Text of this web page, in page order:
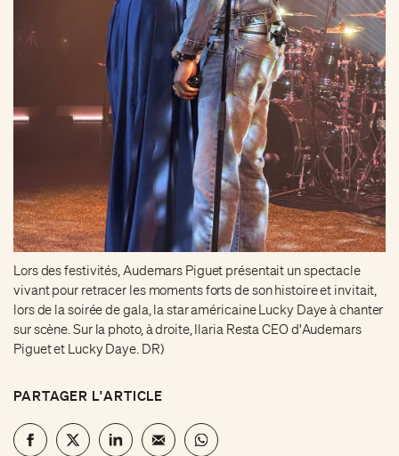
Lors des festivités, Audemars Piguet présentait un spectacle
vivant pour retracer les moments forts de son histoire et invitait,
lors de la soirée de gala, la star américaine Lucky Daye à chanter
sur scène. Sur la photo, à droite, Ilaria Resta CEO d'Audemars
Piguet et Lucky Daye. DR)
PARTAGER L'ARTICLE